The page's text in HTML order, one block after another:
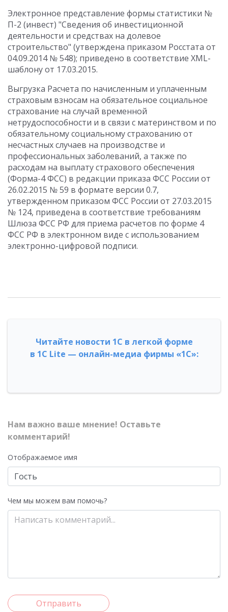
Электронное представление формы статистики №
П-2 (инвест) "Сведения об инвестиционной
деятельности и средствах на долевое
строительство" (утверждена приказом Росстата от
04.09.2014 № 548); приведено в соответствие XML-
шаблону от 17.03.2015.
Выгрузка Расчета по начисленным и уплаченным
страховым взносам на обязательное социальное
страхование на случай временной
нетрудоспособности и в связи с материнством и по
обязательному социальному страхованию от
несчастных случаев на производстве и
профессиональных заболеваний, а также по
расходам на выплату страхового обеспечения
(Форма-4 ФСС) в редакции приказа ФСС России от
26.02.2015 № 59 в формате версии 0.7,
утвержденном приказом ФСС России от 27.03.2015
№ 124, приведена в соответствие требованиям
Шлюза ФСС РФ для приема расчетов по форме 4
ФСС РФ в электронном виде с использованием
электронно-цифровой подписи.
Читайте новости 1С в легкой форме
в 1С Lite — онлайн-медиа фирмы «1С»:
Нам важно ваше мнение! Оставьте
комментарий!
Отображаемое имя
Чем мы можем вам помочь?
Отправить